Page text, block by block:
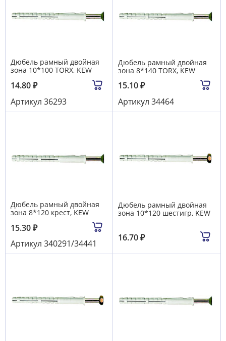
Дюбель рамный двойная
зона 10*100 TORX, KEW
14.80₽
Артикул 36293
Дюбель рамный двойная
зона 8*140 TORX, KEW
15.10₽
Артикул 34464
Дюбель рамный двойная
зона 8*120 крест, KEW
15.30₽
Артикул 340291/34441
Дюбель рамный двойная
зона 10*120 шестигр, KEW
16.70₽